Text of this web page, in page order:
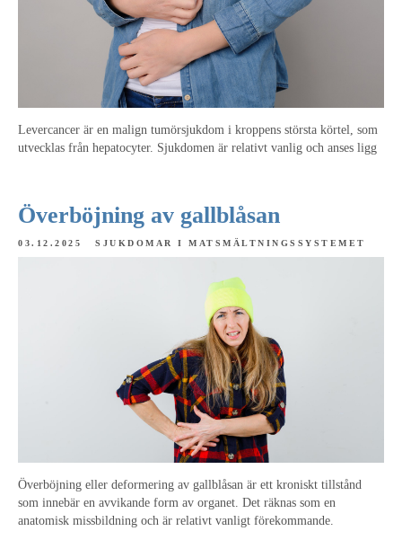
Levercancer är en malign tumörsjukdom i kroppens största körtel, som
utvecklas från hepatocyter. Sjukdomen är relativt vanlig och anses ligg
Överböjning av gallblåsan
03.12.2025 SJUKDOMAR I MATSMÄLTNINGSSYSTEMET
Överböjning eller deformering av gallblåsan är ett kroniskt tillstånd
som innebär en avvikande form av organet. Det räknas som en
anatomisk missbildning och är relativt vanligt förekommande.